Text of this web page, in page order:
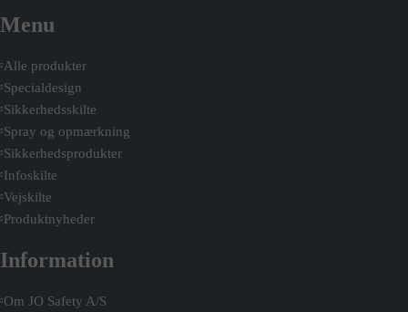
Menu
Alle produkter
Specialdesign
Sikkerhedsskilte
Spray og opmærkning
Sikkerhedsprodukter
Infoskilte
Vejskilte
Produktnyheder
Information
Om JO Safety A/S